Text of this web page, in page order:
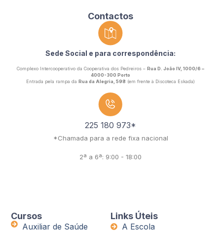
Links Úteis
A Escola
Cursos
Auxiliar de Saúde
Contactos
Sede Social e para correspondência:
Complexo Intercooperativo da Cooperativa dos Pedreiros – Rua D. João IV, 1000/6 –
4000-300 Porto
Entrada pela rampa da Rua da Alegria, 598 (em frente à Discoteca Eskada)
225 180 973*
*Chamada para a rede fixa nacional
2ª a 6ª: 9:00 - 18:00